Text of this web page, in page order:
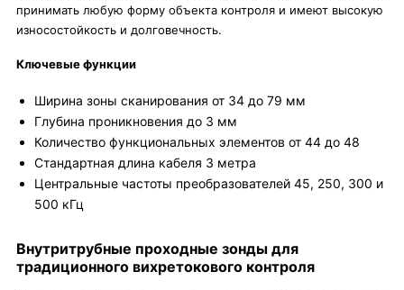
принимать любую форму объекта контроля и имеют высокую
износостойкость и долговечность.
Ключевые функции
Ширина зоны сканирования от 34 до 79 мм
Глубина проникновения до 3 мм
Количество функциональных элементов от 44 до 48
Стандартная длина кабеля 3 метра
Центральные частоты преобразователей 45, 250, 300 и
500 кГц
Внутритрубные проходные зонды для
традиционного вихретокового контроля